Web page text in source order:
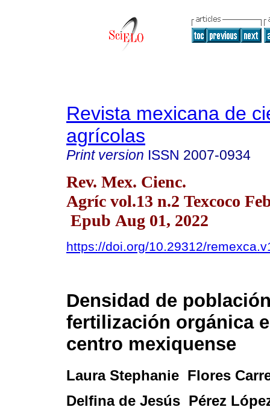
Revista mexicana de
agrícolas
Print version ISSN 2007-0934
Rev. Mex. Cienc.
Agríc vol.13 n.2 Texcoco
Epub Aug 01, 2022
https://doi.org/10.29312/
Densidad de
fertilización orgánica
centro mexiquense
Laura Stephanie Flores
Delfina de Jesús Pérez